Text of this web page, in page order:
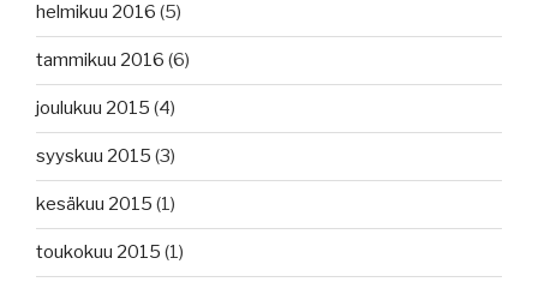
helmikuu 2016 (5)
tammikuu 2016 (6)
joulukuu 2015 (4)
syyskuu 2015 (3)
kesäkuu 2015 (1)
toukokuu 2015 (1)